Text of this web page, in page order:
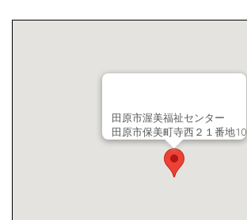
田原市渥美福祉センター
田原市保美町寺西２１番地10